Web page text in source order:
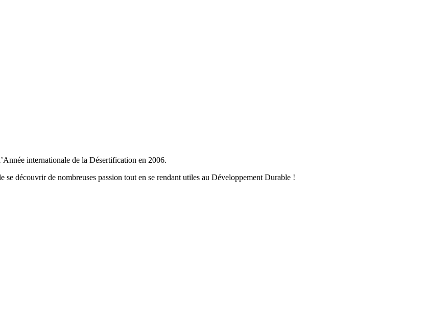
internationale de la Désertification en 2006.
se découvrir de nombreuses passion tout en se rendant utiles au Développement Durable !